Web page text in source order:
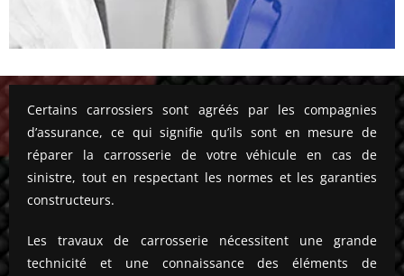
Certains carrossiers sont agréés par les compagnies
d’assurance, ce qui signifie qu’ils sont en mesure de
réparer la carrosserie de votre véhicule en cas de
sinistre, tout en respectant les normes et les garanties
constructeurs.
Les travaux de carrosserie nécessitent une grande
technicité et une connaissance des éléments de